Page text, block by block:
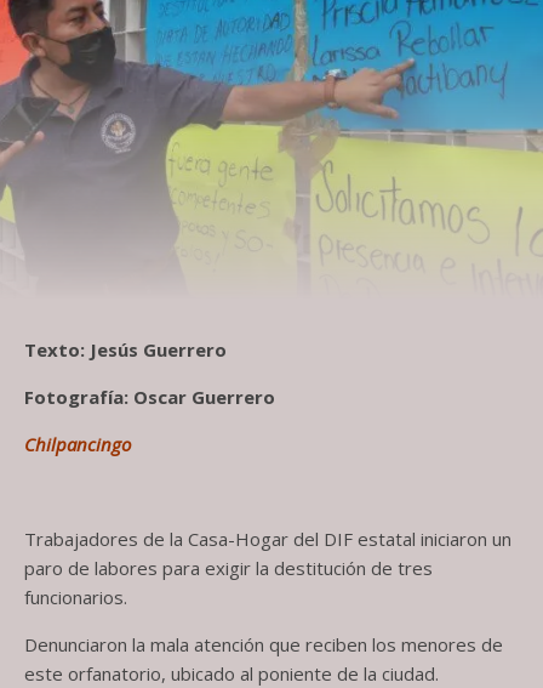
Texto: Jesús Guerrero
Fotografía: Oscar Guerrero
Chilpancingo
Trabajadores de la Casa-Hogar del DIF estatal iniciaron un
paro de labores para exigir la destitución de tres
funcionarios.
Denunciaron la mala atención que reciben los menores de
este orfanatorio, ubicado al poniente de la ciudad.